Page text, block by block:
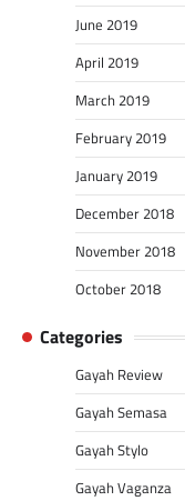
June 2019
April 2019
March 2019
February 2019
January 2019
December 2018
November 2018
October 2018
Categories
Gayah Review
Gayah Semasa
Gayah Stylo
Gayah Vaganza